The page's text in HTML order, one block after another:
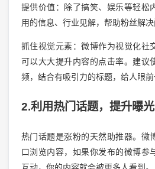
提供价值：除了搞笑、娱乐等轻松
用的信息、行业见解，帮助粉丝解决
抓住视觉元素：微博作为视觉化社
可以大大提升内容的点击率。建议
频，结合有吸引力的标题，给人眼前
2.利用热门话题，提升曝
热门话题是涨粉的天然助推器。微
口浏览内容，如果你发布的微博参